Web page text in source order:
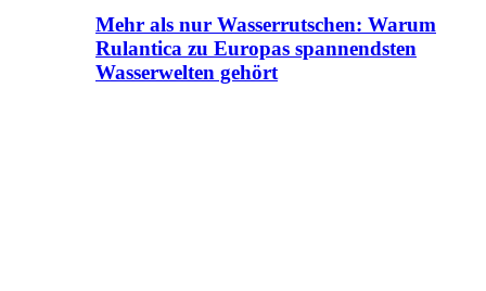
Mehr als nur Wasserrutschen: Warum
Rulantica zu Europas spannendsten
Wasserwelten gehört